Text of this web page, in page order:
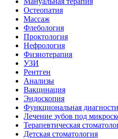
Остеопатия
Массаж
Флебология
Проктология
Нефрология
Физиотерапия
УЗИ
Рентген
Анализы
Вакцинация
Эндоскопия
Функциональная
Лечение зубов под
Терапевтическая
Детская стоматология